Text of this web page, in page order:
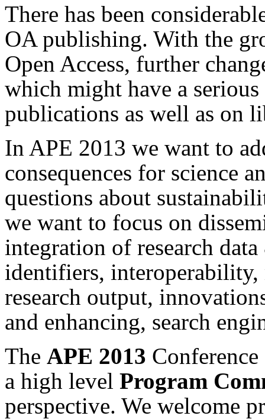
There has been
OA publishing. With the
Open Access, further
which might have a
publications as well as on
In APE 2013 we want to
consequences for science
questions about
we want to focus on
integration of research
identifiers, interoperability,
research output,
and enhancing, search
The APE 2013
a high level Program
perspective. We welcome